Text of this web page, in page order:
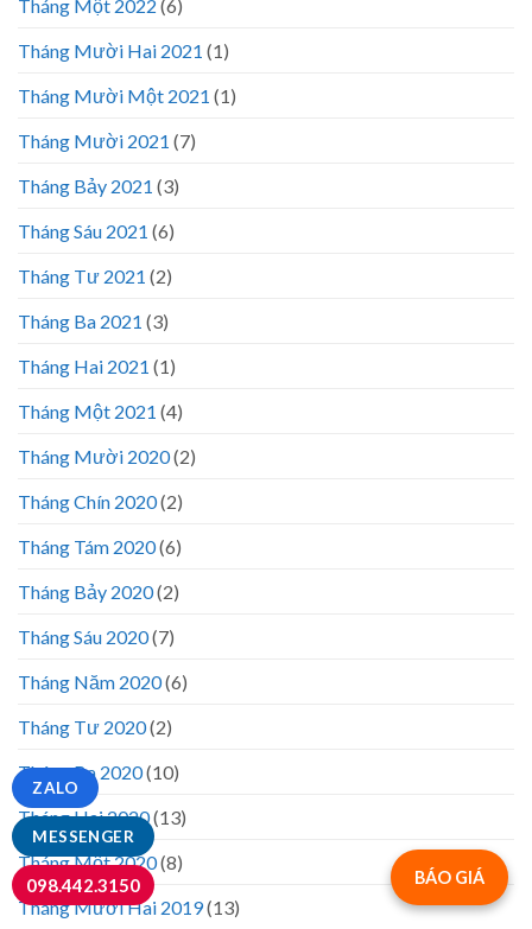
Tháng Một 2022 (6)
Tháng Mười Hai 2021 (1)
Tháng Mười Một 2021 (1)
Tháng Mười 2021 (7)
Tháng Bảy 2021 (3)
Tháng Sáu 2021 (6)
Tháng Tư 2021 (2)
Tháng Ba 2021 (3)
Tháng Hai 2021 (1)
Tháng Một 2021 (4)
Tháng Mười 2020(2)
Tháng Chín 2020(2)
Tháng Tám 2020(6)
Tháng Bảy 2020(2)
Tháng Sáu 2020(7)
Tháng Năm 2020(6)
Tháng Tư 2020(2)
Tháng Ba 2020(10)
Tháng Hai 2020(13)
Tháng Một 2020(8)
Tháng Mười Hai 2019(13)
BÁO GIÁ
MESSENGER
ZALO
098.442.3150